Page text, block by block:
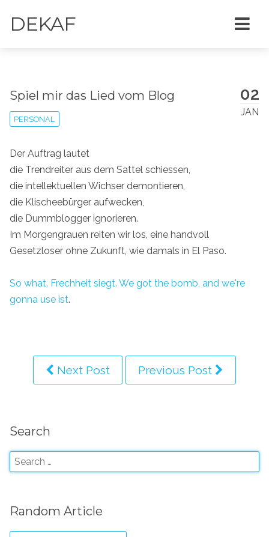
DEKAF
02
JAN
Spiel mir das Lied vom Blog
PERSONAL
Der Auftrag lautet
die Trendreiter aus dem Sattel schiessen,
die intellektuellen Wichser demontieren,
die Klischeebürger aufwecken,
die Dummblogger ignorieren.
Im Morgengrauen reiten wir los, eine handvoll
Gesetzloser ohne Zukunft, wie damals in El Paso.
So what. Frechheit siegt. We got the bomb, and we're
gonna use ist.
Next Post Previous Post
Search
Random Article